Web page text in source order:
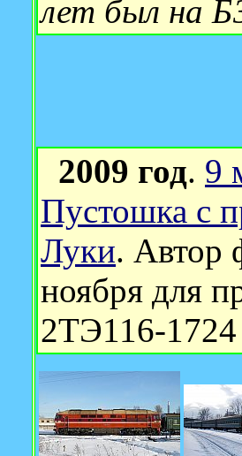
лет был на
2009 год. 9
Пустошка с
Луки. Автор
ноября для
2ТЭ116-